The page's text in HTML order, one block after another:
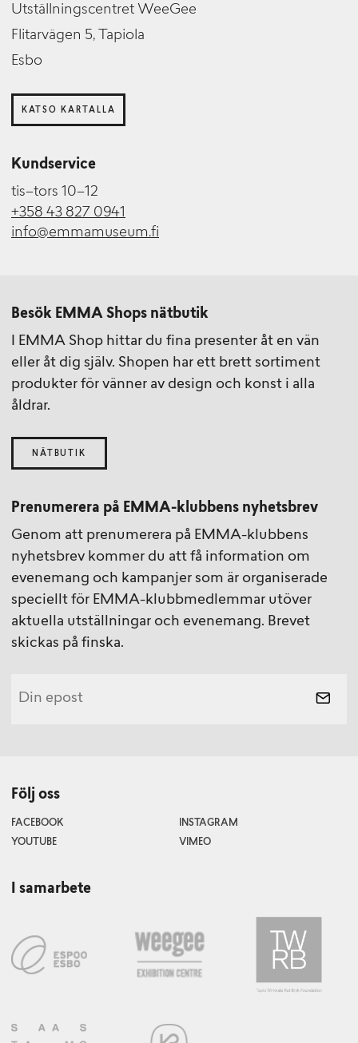
Utställningscentret WeeGee
Flitarvägen 5, Tapiola
Esbo
KATSO KARTALLA
Kundservice
tis–tors 10–12
+358 43 827 0941
info@emmamuseum.fi
Besök EMMA Shops nätbutik
I EMMA Shop hittar du fina presenter åt en vän
eller åt dig själv. Shopen har ett brett sortiment
produkter för vänner av design och konst i alla
åldrar.
NÄTBUTIK
Prenumerera på EMMA-klubbens nyhetsbrev
Genom att prenumerera på EMMA-klubbens
nyhetsbrev kommer du att få information om
evenemang och kampanjer som är organiserade
speciellt för EMMA-klubbmedlemmar utöver
aktuella utställningar och evenemang. Brevet
skickas på finska.
Följ oss
FACEBOOK
INSTAGRAM
YOUTUBE
VIMEO
I samarbete